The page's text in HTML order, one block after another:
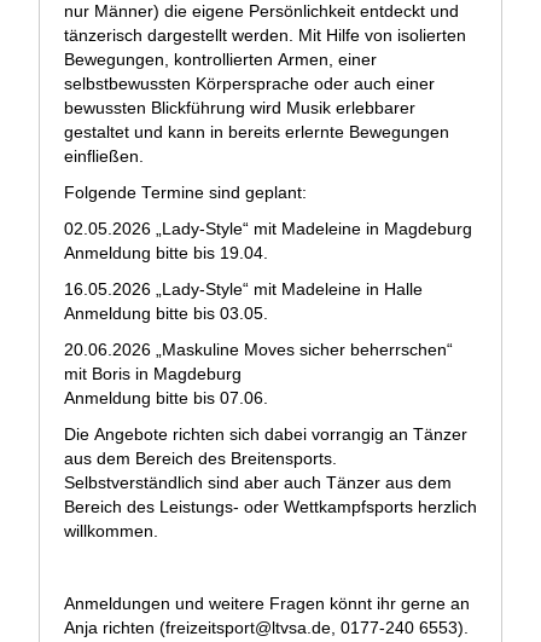
nur Männer) die eigene Persönlichkeit entdeckt und
tänzerisch dargestellt werden. Mit Hilfe von isolierten
Bewegungen, kontrollierten Armen, einer
selbstbewussten Körpersprache oder auch einer
bewussten Blickführung wird Musik erlebbarer
gestaltet und kann in bereits erlernte Bewegungen
einfließen.
Folgende Termine sind geplant:
02.05.2026 „Lady-Style“ mit Madeleine in Magdeburg
Anmeldung bitte bis 19.04.
16.05.2026 „Lady-Style“ mit Madeleine in Halle
Anmeldung bitte bis 03.05.
20.06.2026 „Maskuline Moves sicher beherrschen“
mit Boris in Magdeburg
Anmeldung bitte bis 07.06.
Die Angebote richten sich dabei vorrangig an Tänzer
aus dem Bereich des Breitensports.
Selbstverständlich sind aber auch Tänzer aus dem
Bereich des Leistungs- oder Wettkampfsports herzlich
willkommen.
Anmeldungen und weitere Fragen könnt ihr gerne an
Anja richten (freizeitsport@ltvsa.de , 0177-240 6553).